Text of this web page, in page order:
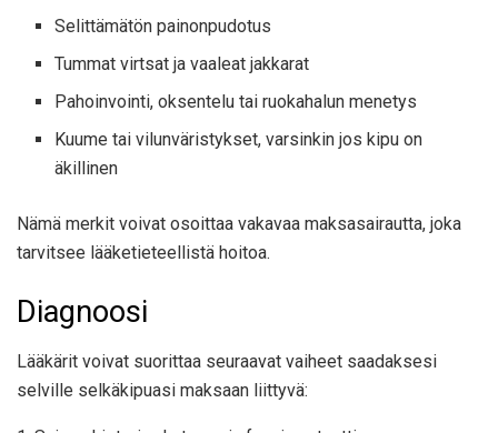
Selittämätön painonpudotus
Tummat virtsat ja vaaleat jakkarat
Pahoinvointi, oksentelu tai ruokahalun menetys
Kuume tai vilunväristykset, varsinkin jos kipu on
äkillinen
Nämä merkit voivat osoittaa vakavaa maksasairautta, joka
tarvitsee lääketieteellistä hoitoa.
Diagnoosi
Lääkärit voivat suorittaa seuraavat vaiheet saadaksesi
selville selkäkipuasi maksaan liittyvä: